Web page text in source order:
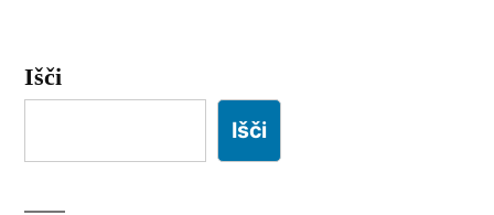
Išči
Išči